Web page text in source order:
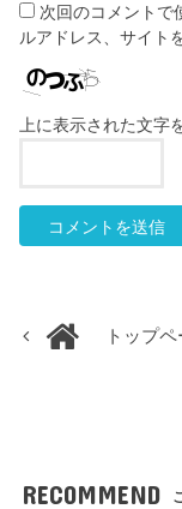
次回のコメントで
ルアドレス、サイト
上に表示された文字
トップ
RECOMMEND